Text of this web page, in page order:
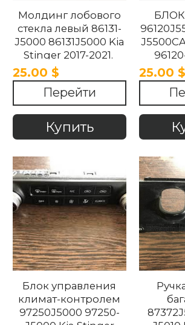
Молдинг лобового
стекла левый 86131-
J5000 86131J5000 Kia
Stinger 2017-2021.
25.00 $
Перейти
Купить
БЛОК
25.00 $
Блок управления
климат-контролем
97250J5000 97250-